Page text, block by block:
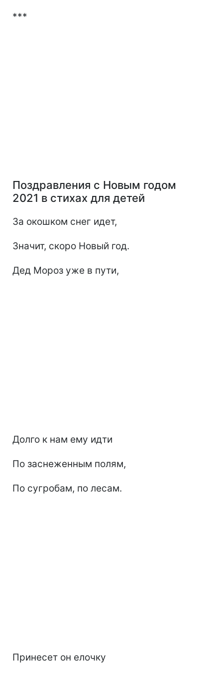
***
Поздравления с Новым годом
2021 в стихах для детей
За окошком снег идет,
Значит, скоро Новый год.
Дед Мороз уже в пути,
Долго к нам ему идти
По заснеженным полям,
По сугробам, по лесам.
Принесет он елочку